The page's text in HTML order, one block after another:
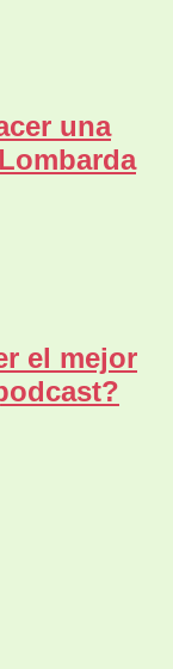
una
el mejor